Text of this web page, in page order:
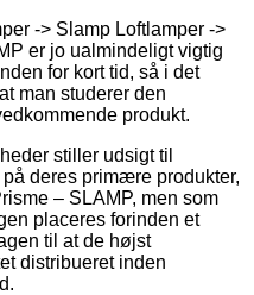
-> Slamp Loftlamper ->
er jo ualmindeligt vigtig
for kort tid, så i det
man studerer den
produkt.
stiller udsigt til
deres primære produkter,
– SLAMP, men som
placeres forinden et
til at de højst
distribueret inden